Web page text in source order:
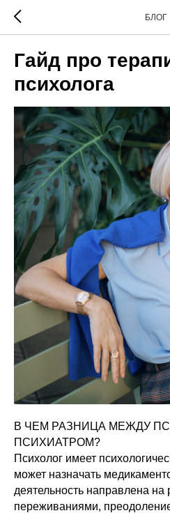
БЛОГ
Гайд про
психолога
В ЧЕМ РАЗНИЦА МЕЖДУ
ПСИХИАТРОМ?
Психолог имеет
может назначать
деятельность направлена на
переживаниями,